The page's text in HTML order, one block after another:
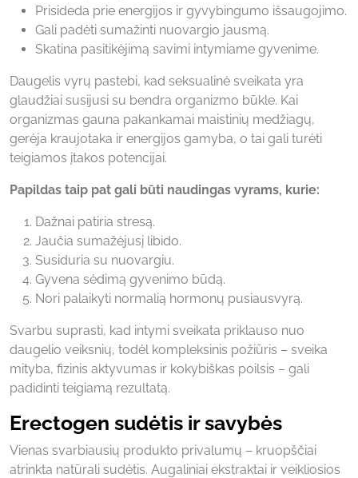
Prisideda prie energijos ir gyvybingumo išsaugojimo.
Gali padėti sumažinti nuovargio jausmą.
Skatina pasitikėjimą savimi intymiame gyvenime.
Daugelis vyrų pastebi, kad seksualinė sveikata yra
glaudžiai susijusi su bendra organizmo būkle. Kai
organizmas gauna pakankamai maistinių medžiagų,
gerėja kraujotaka ir energijos gamyba, o tai gali turėti
teigiamos įtakos potencijai.
Papildas taip pat gali būti naudingas vyrams, kurie:
Dažnai patiria stresą.
Jaučia sumažėjusį libido.
Susiduria su nuovargiu.
Gyvena sėdimą gyvenimo būdą.
Nori palaikyti normalią hormonų pusiausvyrą.
Svarbu suprasti, kad intymi sveikata priklauso nuo
daugelio veiksnių, todėl kompleksinis požiūris – sveika
mityba, fizinis aktyvumas ir kokybiškas poilsis – gali
padidinti teigiamą rezultatą.
Erectogen sudėtis ir savybės
Vienas svarbiausių produkto privalumų – kruopščiai
atrinkta natūrali sudėtis. Augaliniai ekstraktai ir veikliosios